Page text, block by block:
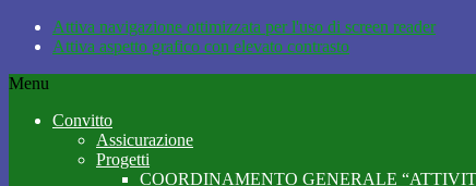
Attiva navigazione ottimizzata per l'uso di screen reader
Attiva aspetto grafico con elevato contrasto
Menu
Convitto
Assicurazione
Progetti
COORDINAMENTO GENERALE